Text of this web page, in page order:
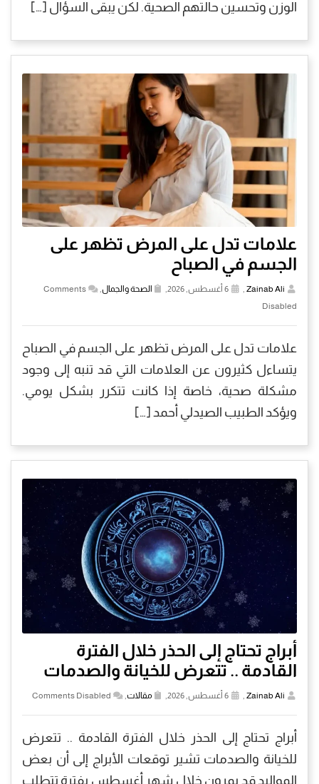
الوزن وتحسين حالتهم الصحية. لكن يبقى السؤال […]
علامات تدل على المرض تظهر على
الجسم في الصباح
Zainab Ali الصحة والجمال
Comments
Disabled
علامات تدل على المرض تظهر على الجسم في الصباح
يتساءل كثيرون عن العلامات التي قد تنبه إلى وجود
مشكلة صحية، خاصة إذا كانت تتكرر بشكل يومي.
ويؤكد الطبيب الصيدلي أحمد […]
أبراج تحتاج إلى الحذر خلال الفترة
القادمة .. تتعرض للخيانة والصدمات
Zainab Ali
, مقالات,
Comments Disabled
أبراج تحتاج إلى الحذر خلال الفترة القادمة .. تتعرض
للخيانة والصدمات تشير توقعات الأبراج إلى أن بعض
المواليد قد يمرون خلال شهر أغسطس بفترة تتطلب